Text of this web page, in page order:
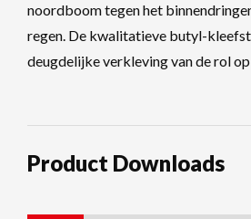
noordboom tegen het
regen. De kwalitatieve butyl-
deugdelijke verkleving van de rol
Product Downloads